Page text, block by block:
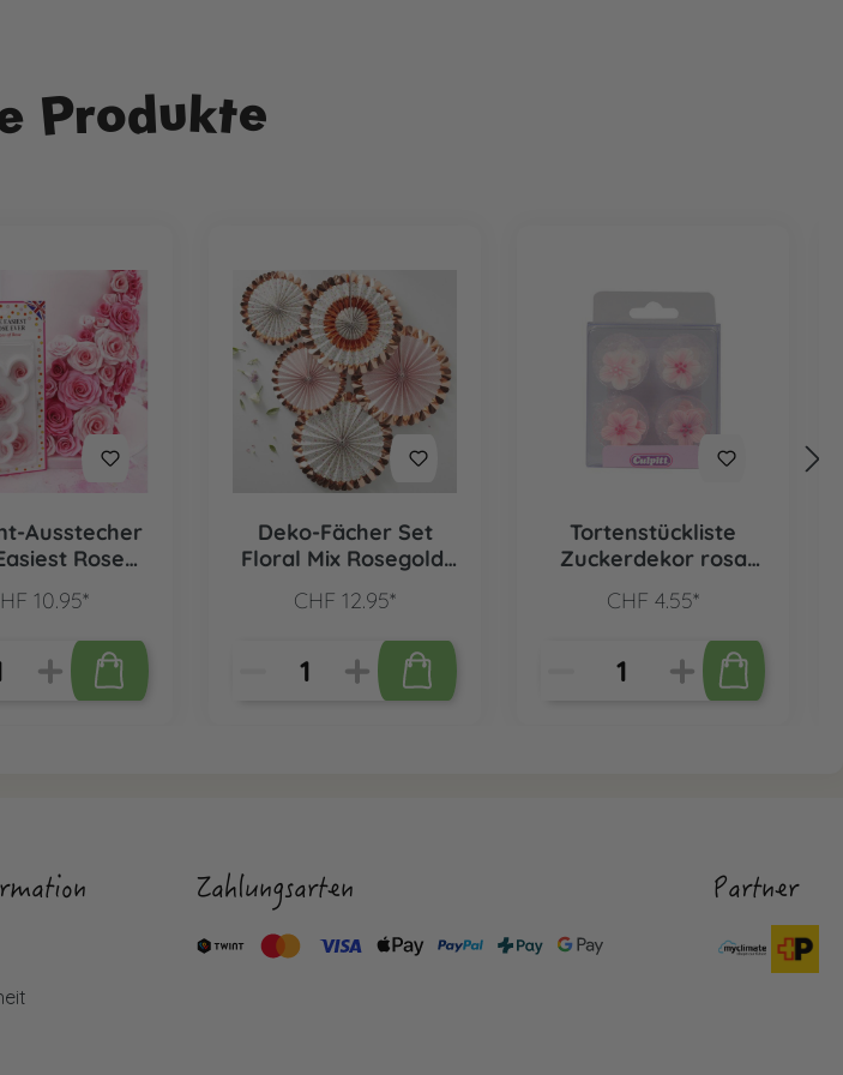
Produkte
Ausstecher
Rose
10.95*
Deko-Fächer Set
Floral Mix Rosegold,
CHF 12.95*
Tortenstückliste
Zuckerdekor rosa
CHF 4.55*
Zahlungsarten Partner